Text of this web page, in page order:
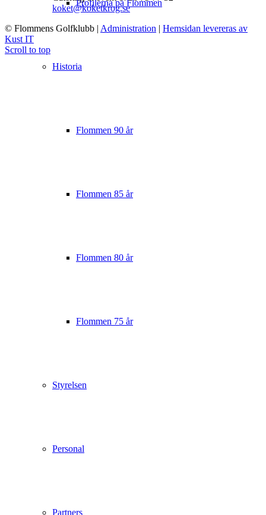
Profilerna på Flommen
Historia
Flommen 90 år
Flommen 85 år
Flommen 80 år
Flommen 75 år
Styrelsen
Personal
Partners
koket@koketkrog.se
© Flommens Golfklubb | Administration | Hemsidan levereras av
Kust IT
Scroll to top